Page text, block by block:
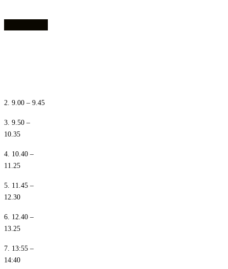
2. 9.00 – 9.45
3. 9.50 –
10.35
4. 10.40 –
11.25
5. 11.45 –
12.30
6. 12.40 –
13.25
7. 13:55 –
14:40